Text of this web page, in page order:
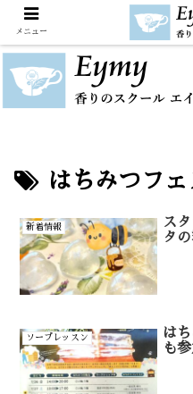
はちみつフ
新着情報
ス
タ
ソープレッスン
は
も
メニュー